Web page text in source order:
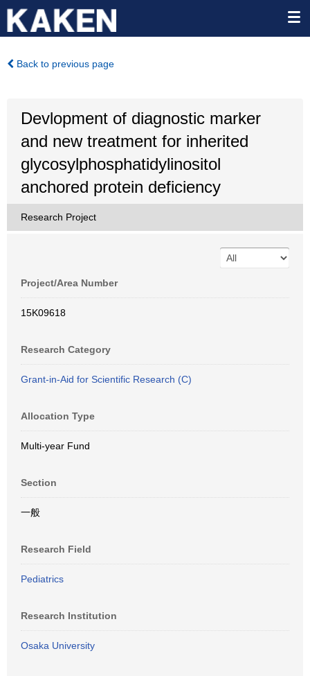
Back to previous page
Devlopment of diagnostic marker
and new treatment for inherited
glycosylphosphatidylinositol
anchored protein deficiency
Research Project
Project/Area Number
15K09618
Research Category
Grant-in-Aid for Scientific Research (C)
Allocation Type
Multi-year Fund
Section
一般
Research Field
Pediatrics
Research Institution
Osaka University